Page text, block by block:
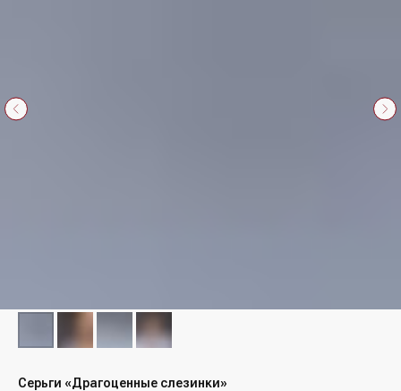
Серьги «Драгоценные слезинки»